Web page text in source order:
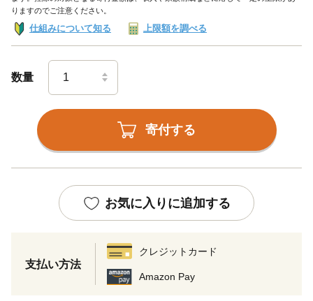
りますのでご注意ください。
仕組みについて知る 上限額を調べる
数量
寄付する
お気に入りに追加する
支払い方法
クレジットカード
Amazon Pay